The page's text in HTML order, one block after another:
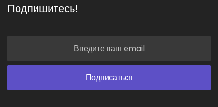
Подпишитесь!